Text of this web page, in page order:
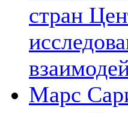
стран
Марс